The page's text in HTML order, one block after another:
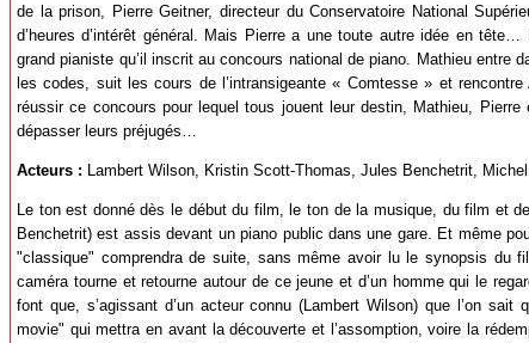
de la prison, Pierre Geitner, directeur du Conservatoire National
d’heures d’intérêt général. Mais Pierre a une toute autre idée en
grand pianiste qu’il inscrit au concours national de piano. Mathieu entre
les codes, suit les cours de l’intransigeante « Comtesse » et
réussir ce concours pour lequel tous jouent leur destin, Mathieu, Pierre
dépasser leurs préjugés…
Acteurs : Lambert Wilson, Kristin Scott-Thomas, Jules Benchetrit,
Le ton est donné dès le début du film, le ton de la musique, du film et
Benchetrit) est assis devant un piano public dans une gare. Et même
"classique" comprendra de suite, sans même avoir lu le synopsis du
caméra tourne et retourne autour de ce jeune et d’un homme qui le
font que, s’agissant d’un acteur connu (Lambert Wilson) que l’on sait
movie" qui mettra en avant la découverte et l’assomption, voire la